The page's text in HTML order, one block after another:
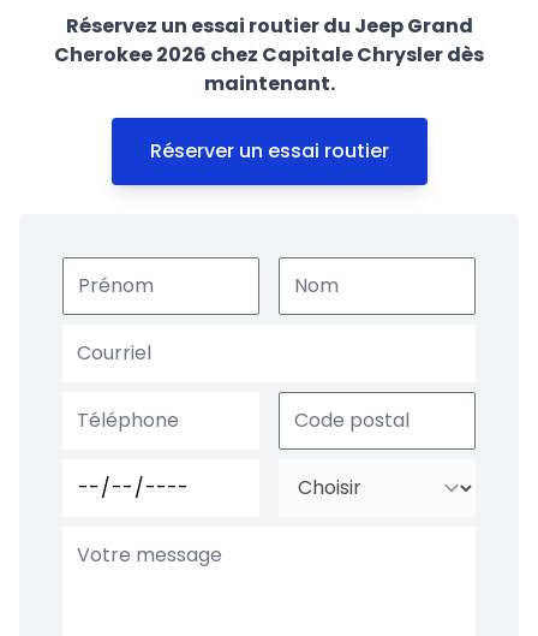
Réservez un essai routier du Jeep Grand
Cherokee 2026 chez Capitale Chrysler dès
maintenant.
Réserver un essai routier